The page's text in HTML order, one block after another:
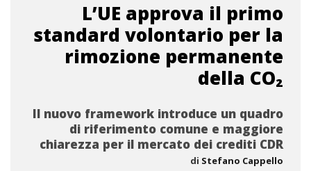
L’UE approva il primo
standard volontario per la
rimozione permanente
della CO₂
Il nuovo framework introduce un quadro
di riferimento comune e maggiore
chiarezza per il mercato dei crediti CDR
di Stefano Cappello